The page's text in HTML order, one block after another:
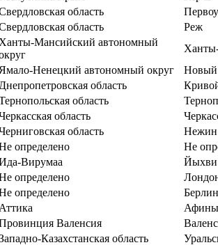
область
область
Реж
Ханты-Мансийский автономный
Ямало-Ненецкий автономный округ
Новый
Днепропетровская область
область
область
область
Нежин
определено
Не
Вирумаа
Йыхви
определено
определено
Берлин
Аттика
Афины
Валенсия
Казахстанская область